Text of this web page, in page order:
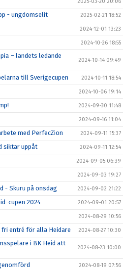
- ungdomselit 2025-02-21 18:52
2024-12-01 13:23
2024-10-26 18:55
– landets ledande
2024-10-14 09:49
till Sverigecupen 2024-10-11 18:54
2024-10-06 19:14
2024-09-30 11:48
2024-09-16 11:04
med PerfecZion 2024-09-11 15:37
siktar uppåt 2024-09-11 12:54
2024-09-05 06:39
2024-09-03 19:27
- Skuru på onsdag 2024-09-02 21:22
cupen 2024 2024-09-01 20:57
2024-08-29 10:56
entré för alla Heidare 2024-08-27 10:30
i BK Heid att
2024-08-23 10:00
2024-08-19 07:56